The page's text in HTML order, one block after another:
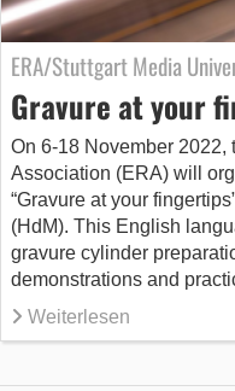
ERA/Stuttgart Media
Gravure at your
On 6-18 November
Association (ERA) will
“Gravure at your
(HdM). This English
gravure cylinder
demonstrations and
Weiterlesen